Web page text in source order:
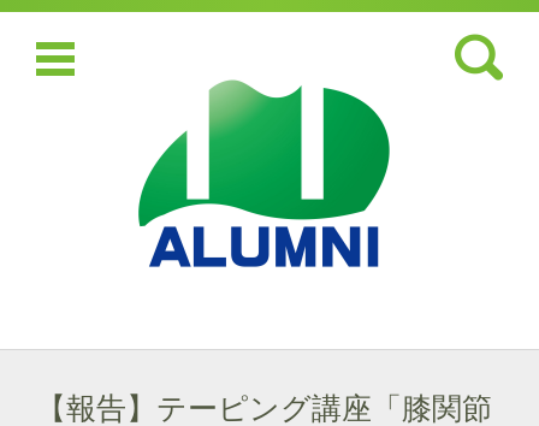
検索:
コンテンツに移動
【報告】テーピング講座「膝関節